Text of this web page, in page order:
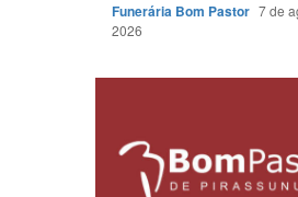
Funerária Bom Pastor 7 de
2026